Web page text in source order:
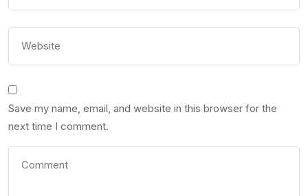
Save my name, email, and website in this browser for the
next time I comment.